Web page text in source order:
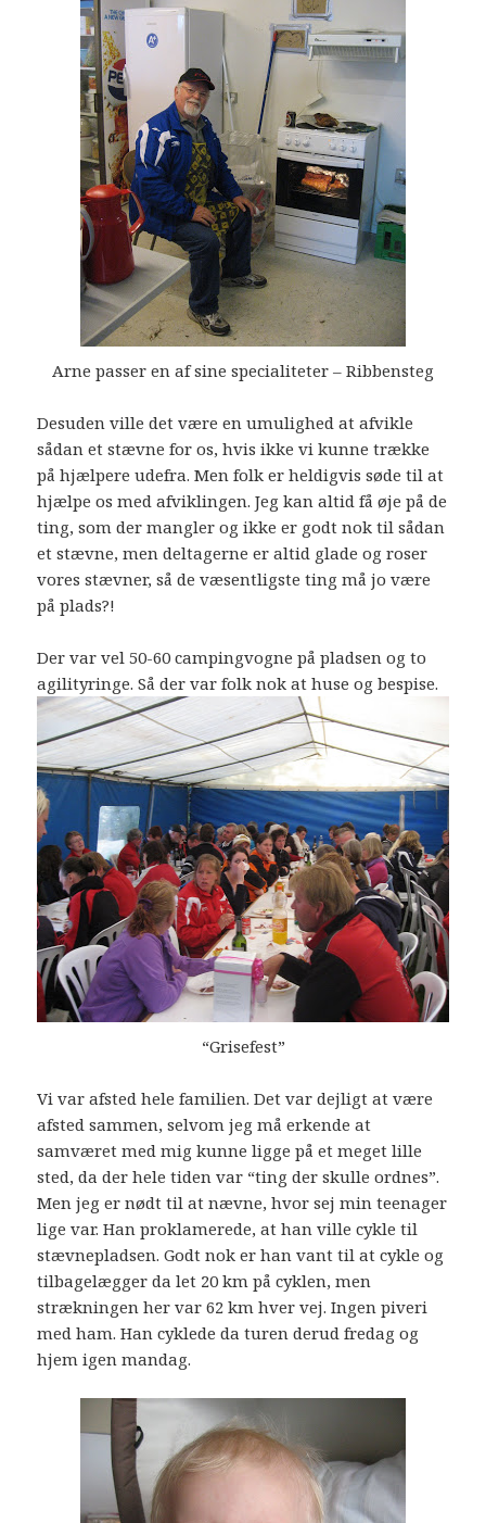
Arne passer en af sine specialiteter – Ribbensteg
Desuden ville det være en umulighed at afvikle
sådan et stævne for os, hvis ikke vi kunne trække
på hjælpere udefra. Men folk er heldigvis søde til at
hjælpe os med afviklingen. Jeg kan altid få øje på de
ting, som der mangler og ikke er godt nok til sådan
et stævne, men deltagerne er altid glade og roser
vores stævner, så de væsentligste ting må jo være
på plads?!
Der var vel 50-60 campingvogne på pladsen og to
agilityringe. Så der var folk nok at huse og bespise.
“Grisefest”
Vi var afsted hele familien. Det var dejligt at være
afsted sammen, selvom jeg må erkende at
samværet med mig kunne ligge på et meget lille
sted, da der hele tiden var “ting der skulle ordnes”.
Men jeg er nødt til at nævne, hvor sej min teenager
lige var. Han proklamerede, at han ville cykle til
stævnepladsen. Godt nok er han vant til at cykle og
tilbagelægger da let 20 km på cyklen, men
strækningen her var 62 km hver vej. Ingen piveri
med ham. Han cyklede da turen derud fredag og
hjem igen mandag.